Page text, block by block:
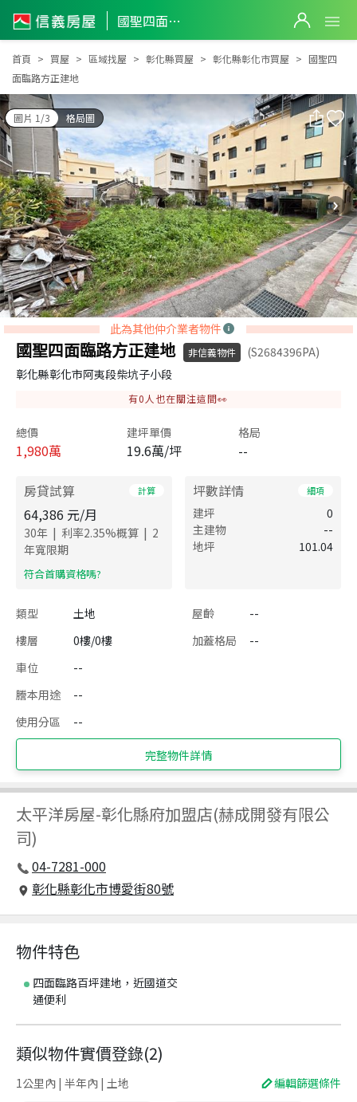
國聖四面臨路方正建地
國聖四面臨路方正建地
首頁 買屋 區域找屋 彰化縣買屋 彰化縣彰化市買屋
國聖四
面臨路方正建地
圖片 1/3 格局圖
此為其他仲介業者物件
國聖四面臨路方正建地 非信義物件
(S2684396PA)
彰化縣彰化市阿夷段柴坑子小段
有0 人也在關注這間👀
總價
1,980萬
建坪單價
19.6萬/坪
格局
--
房貸試算 計算
64,386 元/月
30年 | 利率2.35%概算 | 2
年寬限期
​符合首購資格嗎?
坪數詳情 細項
建坪
0
主建物
--
地坪
101.04
類型 土地 屋齡
--
樓層
0樓/0樓 加蓋格局
--
車位
--
謄本用途
--
使用分區
--
完整物件詳情
太平洋房屋-彰化縣府加盟店(赫成開發有限公
司)
04-7281-000
彰化縣彰化市博愛街80號
物件特色
四面臨路百坪建地，近國道交
通便利
類似物件實價登錄(2)
1公里內 | 半年內 | 土地 編輯篩選條件